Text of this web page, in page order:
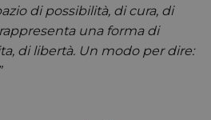
di possibilità, di cura, di
una forma di
di libertà. Un modo per dire: